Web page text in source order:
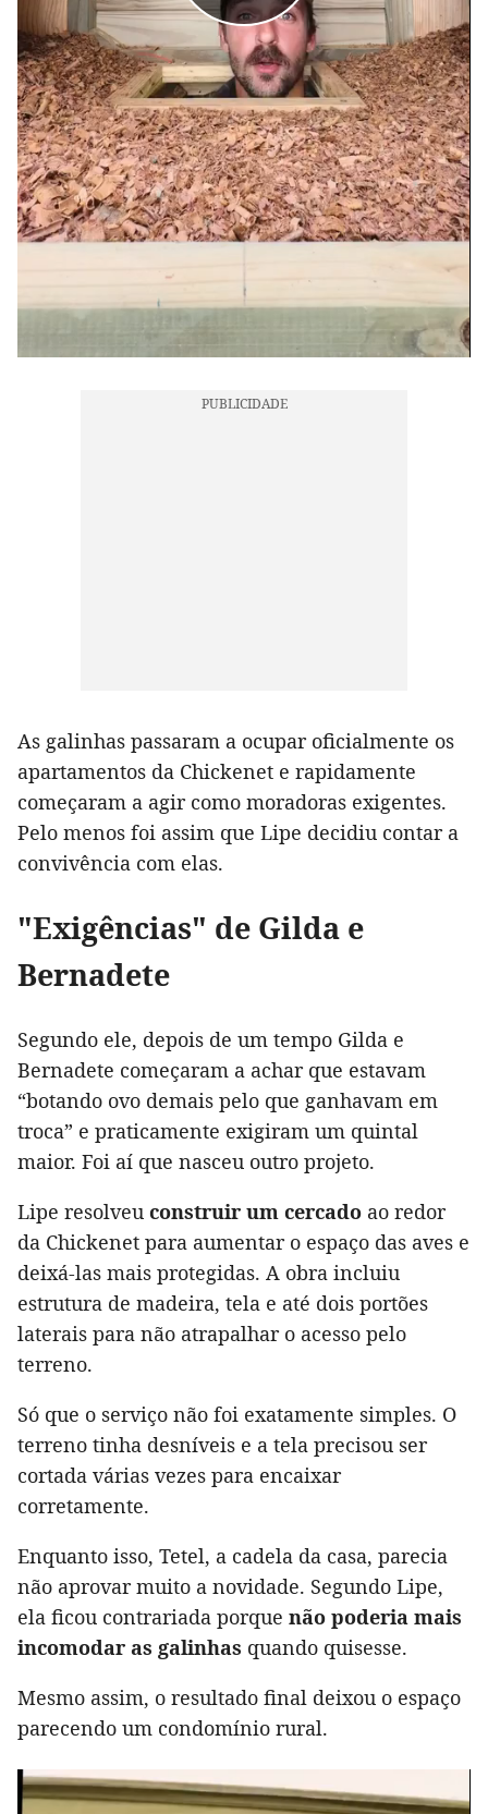
As galinhas passaram a ocupar oficialmente os
apartamentos da Chickenet e rapidamente
começaram a agir como moradoras exigentes.
Pelo menos foi assim que Lipe decidiu contar a
convivência com elas.
"Exigências" de Gilda e
Bernadete
Segundo ele, depois de um tempo Gilda e
Bernadete começaram a achar que estavam
“botando ovo demais pelo que ganhavam em
troca” e praticamente exigiram um quintal
maior. Foi aí que nasceu outro projeto.
Lipe resolveu construir um cercado ao redor
da Chickenet para aumentar o espaço das aves e
deixá-las mais protegidas. A obra incluiu
estrutura de madeira, tela e até dois portões
laterais para não atrapalhar o acesso pelo
terreno.
Só que o serviço não foi exatamente simples. O
terreno tinha desníveis e a tela precisou ser
cortada várias vezes para encaixar
corretamente.
Enquanto isso, Tetel, a cadela da casa, parecia
não aprovar muito a novidade. Segundo Lipe,
ela ficou contrariada porque não poderia mais
incomodar as galinhas quando quisesse.
Mesmo assim, o resultado final deixou o espaço
parecendo um condomínio rural.